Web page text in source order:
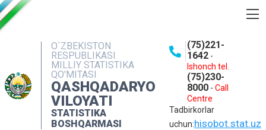
O`ZBEKISTON
RESPUBLIKASI
MILLIY STATISTIKA
QO'MITASI
QASHQADARYO
VILOYATI
STATISTIKA
BOSHQARMASI
(75)221-
1642 -
Ishonch tel.
(75)230-
8000 - Call
Centre
Tadbirkorlar
uchun:hisobot.stat.uz
OCHIQ MA'LUMOTLAR
NASHRLAR
INTERAKTIV XIZMATLAR
MATBUOT XIZMATI